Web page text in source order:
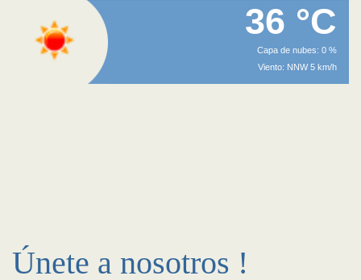
36 °C
Capa de nubes: 0 %
Viento: NNW 5 km/h
Únete a nosotros !